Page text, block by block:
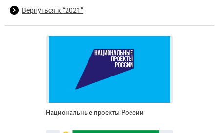
Вернуться к “2021”
Национальные проекты России